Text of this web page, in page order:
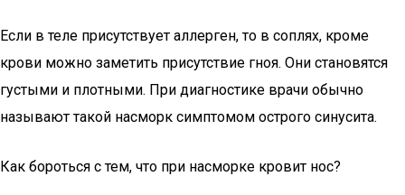
Если в теле присутствует аллерген, то в соплях, кроме
крови можно заметить присутствие гноя. Они становятся
густыми и плотными. При диагностике врачи обычно
называют такой насморк симптомом острого синусита.
Как бороться с тем, что при насморке кровит нос?